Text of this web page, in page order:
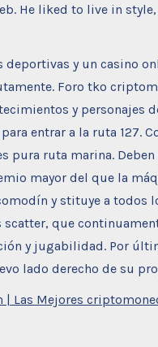
He liked to live in
deportivas y un casino
Foro tko
y personajes
entrar a la ruta 127.
pura ruta marina.
mayor del que la
y stituye a todos
que
y jugabilidad. Por
lado derecho de su
Las Mejores